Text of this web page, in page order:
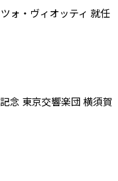
ォ・ヴィオッティ 就任
念 東京交響楽団 横須賀